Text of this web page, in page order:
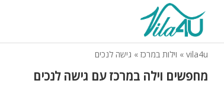
vila4u
» וילות במרכז » גישה לנכים
מחפשים וילה במרכז עם גישה לנכים